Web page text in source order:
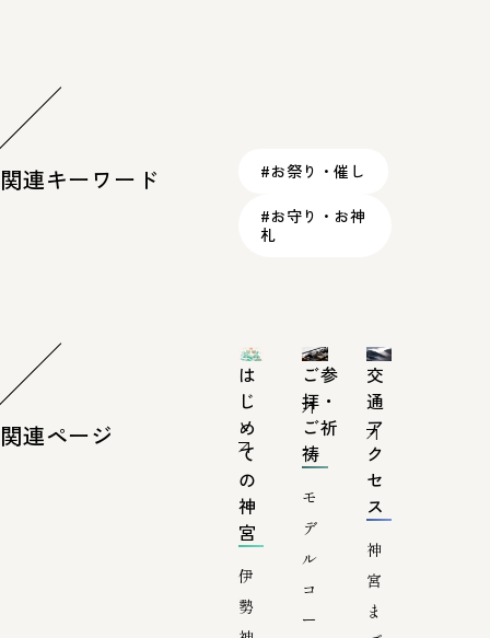
関連キーワード #お祭り・催し
#お守り・お神
札
関連ページ
は
じ
め
て
の
神
宮
伊
勢
ご参
拝・
ご祈
祷
モ
デ
ル
コ
ー
交
通
ア
ク
セ
ス
神
宮
ま